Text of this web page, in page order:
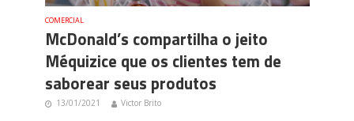
COMERCIAL
McDonald’s compartilha o jeito
Méquizice que os clientes tem de
saborear seus produtos
13/01/2021 Victor Brito